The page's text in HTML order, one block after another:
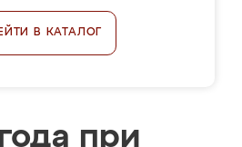
В КАТАЛОГ
при